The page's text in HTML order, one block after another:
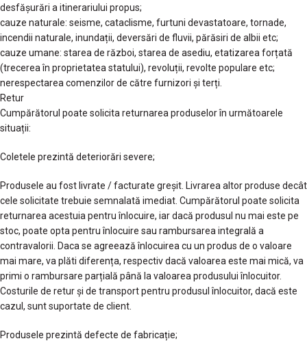
desfășurări a itinerariului propus;
cauze naturale: seisme, cataclisme, furtuni devastatoare, tornade,
incendii naturale, inundații, deversări de fluvii, părăsiri de albii etc;
cauze umane: starea de război, starea de asediu, etatizarea forțată
(trecerea în proprietatea statului), revoluții, revolte populare etc;
nerespectarea comenzilor de către furnizori și terți.
Retur
Cumpărătorul poate solicita returnarea produselor în următoarele
situații:
Coletele prezintă deteriorări severe;
Produsele au fost livrate / facturate greșit. Livrarea altor produse decât
cele solicitate trebuie semnalată imediat. Cumpărătorul poate solicita
returnarea acestuia pentru înlocuire, iar dacă produsul nu mai este pe
stoc, poate opta pentru înlocuire sau rambursarea integrală a
contravalorii. Daca se agreează înlocuirea cu un produs de o valoare
mai mare, va plăti diferența, respectiv dacă valoarea este mai mică, va
primi o rambursare parțială până la valoarea produsului înlocuitor.
Costurile de retur și de transport pentru produsul înlocuitor, dacă este
cazul, sunt suportate de client.
Produsele prezintă defecte de fabricație;